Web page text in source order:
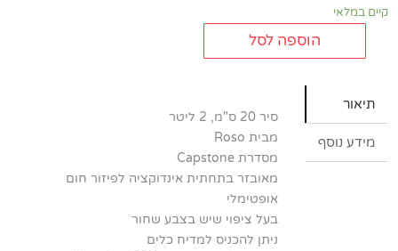
קיים במלאי
20
Roso
הוספה לסל
תיאור
מידע נוסף
סיר 20 ס"מ, 2 ליטר
מבית Roso
מסדרת Capstone
מאובזר בתחתית אינדוקציה לפיזור חום
אופטימלי
בעל ציפוי שיש בצבע שחור
ניתן להכניס למדיח כלים